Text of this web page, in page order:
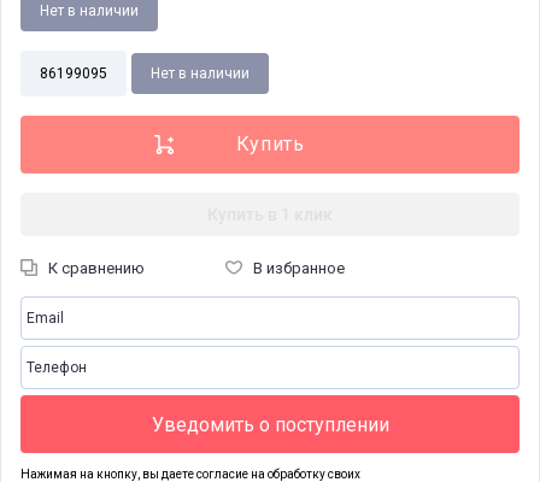
Нет в наличии
86199095 Нет в наличии
К сравнению В избранное
Уведомить о поступлении
Нажимая на кнопку, вы даете согласие на обработку своих